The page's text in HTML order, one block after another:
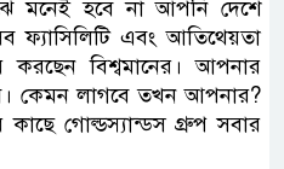
মনেই হবে না আপনি দেশে
ফ্যাসিলিটি এবং আতিথেয়তা
বিশ্বমানের। আপনার
কেমন লাগবে তখন আপনার?
গোল্ডস্যান্ডস গ্রুপ সবার